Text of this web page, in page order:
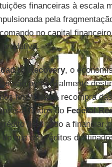
financeiras à escala
pela
no capital
produtiva.
to Recovery, o
são primordialmente
financiam a recompra
Dados do Federal
destinado a financiar
que os créditos